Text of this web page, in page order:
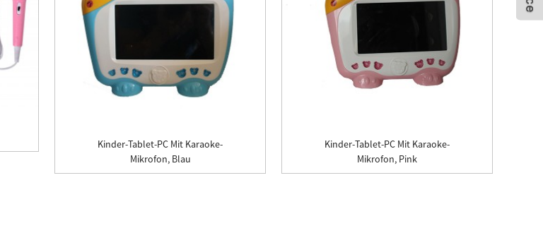
Kinder-Tablet-PC Mit Karaoke-
Mikrofon, Blau
Kinder-Tablet-PC Mit Karaoke-
Mikrofon, Pink